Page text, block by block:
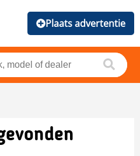
Plaats advertentie